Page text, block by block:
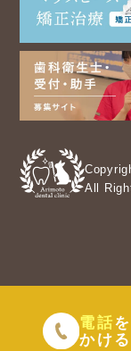
All
電話を
かける